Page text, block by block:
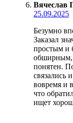
Вячеслав
25.09.2025
Безумно
Заказал
простым и
обширным,
понятен.
связались
вовремя и
что
ищет